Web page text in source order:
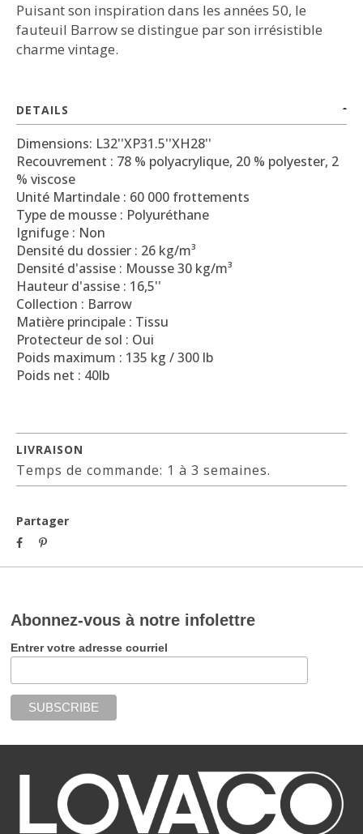
Puisant son inspiration dans les années 50, le
fauteuil Barrow se distingue par son irrésistible
charme vintage.
DETAILS
Dimensions: L32''XP31.5''XH28''
Recouvrement : 78 % polyacrylique, 20 % polyester, 2
% viscose
Unité Martindale : 60 000 frottements
Type de mousse : Polyuréthane
Ignifuge : Non
Densité du dossier : 26 kg/m³
Densité d'assise : Mousse 30 kg/m³
Hauteur d'assise : 16,5''
Collection : Barrow
Matière principale : Tissu
Protecteur de sol : Oui
Poids maximum : 135 kg / 300 lb
Poids net : 40lb
LIVRAISON
Temps de commande: 1 à 3 semaines.
Partager
Abonnez-vous à notre infolettre
Entrer votre adresse courriel